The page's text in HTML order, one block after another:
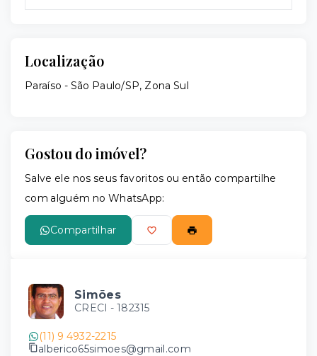
Localização
Paraíso - São Paulo/SP, Zona Sul
Gostou do imóvel?
Salve ele nos seus favoritos ou então compartilhe
com alguém no WhatsApp:
Compartilhar
Simões
CRECI - 182315
(11) 9 4932-2215
alberico65simoes@gmail.com